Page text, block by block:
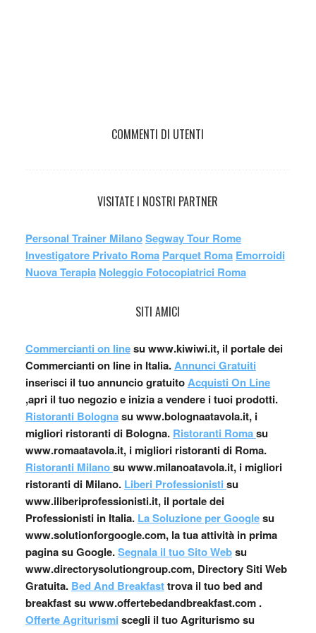
COMMENTI DI UTENTI
VISITATE I NOSTRI PARTNER
Personal Trainer MilanoSegway Tour Rome
Investigatore Privato Roma Parquet Roma Emorroidi
Nuova Terapia Noleggio Fotocopiatrici Roma
SITI AMICI
Commercianti on linesu www.kiwiwi.it, il portale dei
Commercianti on line in Italia.Annunci Gratuiti
inserisci il tuo annuncio gratuitoAcquisti On Line
,apri il tuo negozio e inizia a vendere i tuoi prodotti.
Ristoranti Bolognasu www.bolognaatavola.it, i
migliori ristoranti di Bologna. Ristoranti Romasu
www.romaatavola.it, i migliori ristoranti di Roma.
Ristoranti Milanosu www.milanoatavola.it, i migliori
ristoranti di Milano. Liberi Professionisti su
www.iliberiprofessionisti.it, il portale dei
Professionisti in Italia. La Soluzione per Googlesu
www.solutionforgoogle.com, la tua attività in prima
pagina su Google.Segnala il tuo Sito Websu
www.directorysolutiongroup.com, Directory Siti Web
Gratuita. Bed And Breakfasttrova il tuo bed and
breakfast su www.offertebedandbreakfast.com .
Offerte Agriturismi scegli il tuo Agriturismo su